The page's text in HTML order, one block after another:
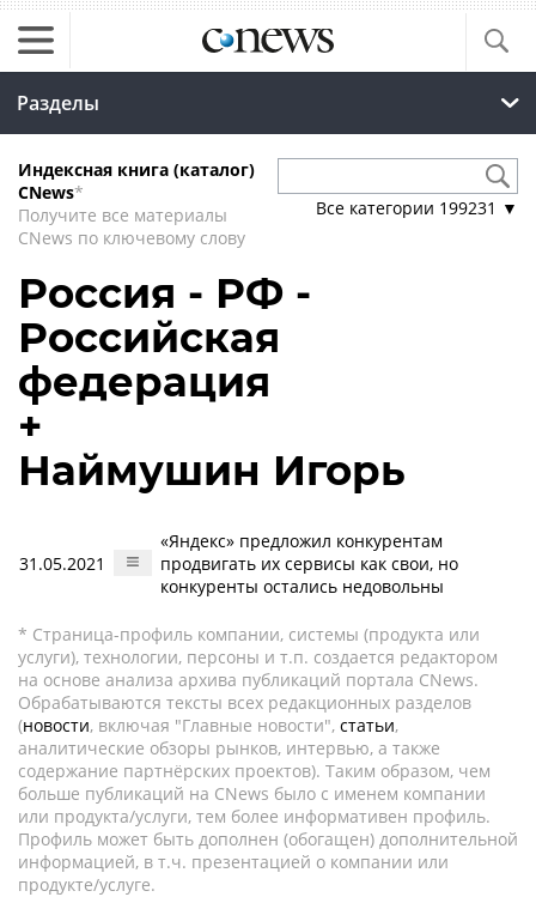
Разделы
Индексная книга (каталог)
CNews*
Получите все материалы
CNews по ключевому слову
Все категории 199231 ▼
Россия - РФ -
Российская
федерация
+
Наймушин Игорь
31.05.2021
«Яндекс» предложил конкурентам
продвигать их сервисы как свои, но
конкуренты остались недовольны
* Страница-профиль компании, системы (продукта или
услуги), технологии, персоны и т.п. создается редактором
на основе анализа архива публикаций портала CNews.
Обрабатываются тексты всех редакционных разделов
(новости, включая "Главные новости", статьи,
аналитические обзоры рынков, интервью, а также
содержание партнёрских проектов). Таким образом, чем
больше публикаций на CNews было с именем компании
или продукта/услуги, тем более информативен профиль.
Профиль может быть дополнен (обогащен) дополнительной
информацией, в т.ч. презентацией о компании или
продукте/услуге.